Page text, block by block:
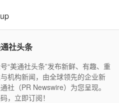
社头条
“美通社头条”发布新鲜、有趣、重
机构新闻，由全球领先的企业新
社（PR Newswire）为您呈现。
，立即订阅！